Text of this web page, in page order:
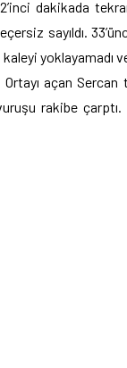
dakikada
sayıldı.
yoklayamadı
açan Sercan
rakibe